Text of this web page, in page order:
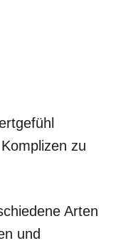
zu
Arten
und